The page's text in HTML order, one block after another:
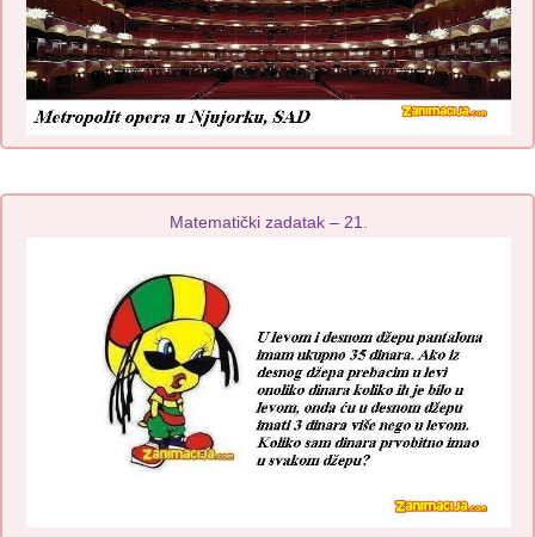
Matematički zadatak – 21.